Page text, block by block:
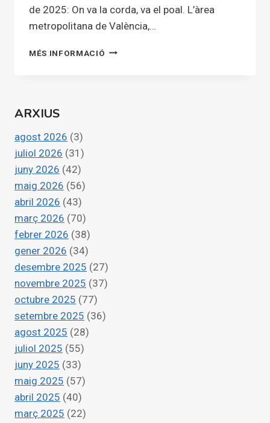
de 2025: On va la corda, va el poal. L’àrea
metropolitana de València,…
MÉS INFORMACIÓ ON
PERFECTE
ARXIUS
agost 2026 (3)
juliol 2026 (31)
juny 2026 (42)
maig 2026 (56)
abril 2026 (43)
març 2026 (70)
febrer 2026 (38)
gener 2026 (34)
desembre 2025 (27)
novembre 2025 (37)
octubre 2025 (77)
setembre 2025 (36)
agost 2025 (28)
juliol 2025 (55)
juny 2025 (33)
maig 2025 (57)
abril 2025 (40)
març 2025 (22)